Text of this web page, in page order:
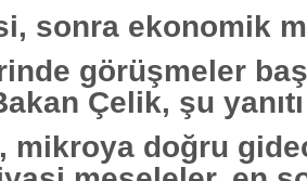
sonra ekonomik
görüşmeler
Çelik, şu
mikroya doğru